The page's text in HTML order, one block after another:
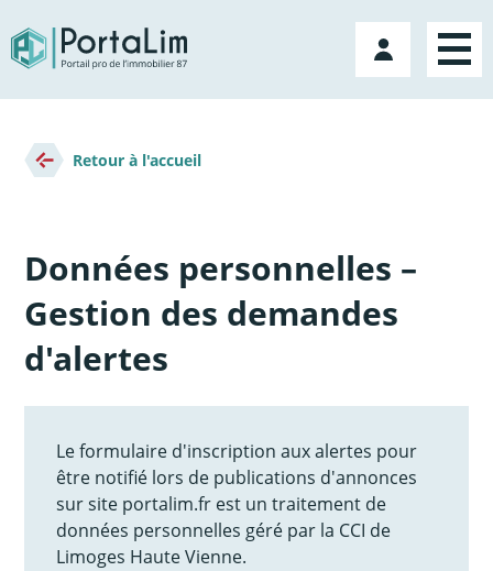
directement
au
contenu
Mon
compte
Fil
d'ArianeRetour à l'accueil
Données personnelles –
Gestion des demandes
d'alertes
Le formulaire d'inscription aux alertes pour
être notifié lors de publications d'annonces
sur site portalim.fr est un traitement de
données personnelles géré par la CCI de
Limoges Haute Vienne.